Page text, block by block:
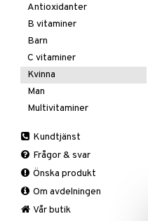
Raw Food
Snacks
Sötning
Te
Rakprodukter
Rengöring
Specialprodukter
Fotvård
Handvård
Tillbehör
Hårvård
Balsam
Schampo
Specialprodukter
Intim
Kosmetika
Hud
Läppar
Ögon
Kropp
Bad, dusch & tvål
Bodylotion
Deo
Kroppspeeling
Olja
Specialprodukter
Mun & tänder
Salvor
Sårvård
Aftersun
Brun utan sol
Läppar
Solcreme
Specialprodukter
Fasta
Fettförbränning
Måltidsersättning
Övriga
Antioxidanter
B vitaminer
Barn
C vitaminer
Kvinna
Man
Multivitaminer
Kundtjänst
Frågor & svar
Önska produkt
Om avdelningen
Vår butik